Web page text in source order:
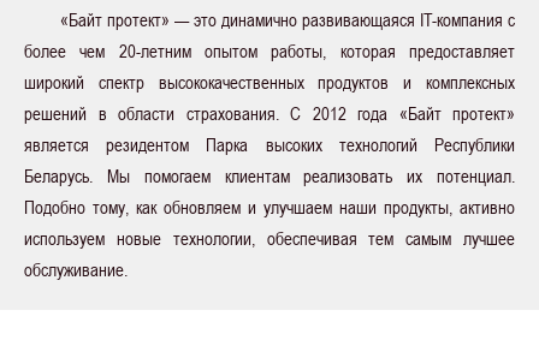
«Байт протект» — это динамично развивающаяся IT-компания c
более чем 20-летним опытом работы, которая предоставляет
широкий спектр высококачественных продуктов и комплексных
решений в области страхования. С 2012 года «Байт протект»
является резидентом Парка высоких технологий Республики
Беларусь. Мы помогаем клиентам реализовать их потенциал.
Подобно тому, как обновляем и улучшаем наши продукты, активно
используем новые технологии, обеспечивая тем самым лучшее
обслуживание.